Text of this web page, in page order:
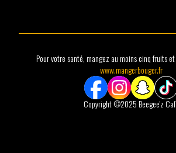
Copyright ©2025 Beegee'z
Pour votre santé, mangez au moins cinq fruits
www.mangerbouger.fr